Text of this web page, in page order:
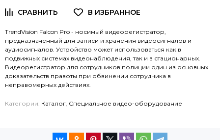
TrendVision Falcon Pro - носимый видеорегистратор,
предназначенный для записи и хранения видеосигналов и
аудиосигналов. Устройство может использоваться как в
подвижных системах видеонаблюдения, так и в стационарных.
Видеорегистратор для сотрудников полиции один из основных
доказательств правоты при обвинении сотрудника в
неправомерных действиях.
Категории: Каталог Специальное видео-оборудование